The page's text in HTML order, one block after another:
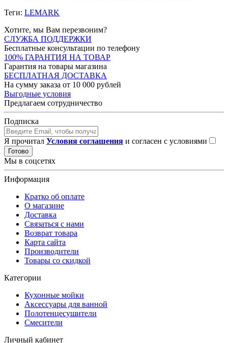
Теги: LEMARK
Хотите, мы Вам перезвоним?
СЛУЖБА ПОДДЕРЖКИ
Бесплатные консультации по телефону
100% ГАРАНТИЯ НА ТОВАР
Гарантия на товары магазина
БЕСПЛАТНАЯ ДОСТАВКА
На сумму заказа от 10 000 рублей
Выгодные условия
Предлагаем сотрудничество
Подписка
Я прочитал Условия соглашения и согласен с условиями
Готово
Мы в соцсетях
Информация
Кратко об оплате
О магазине
Доставка
Связаться с нами
Возврат товара
Карта сайта
Производители
Товары со скидкой
Категории
Кухонные мойки
Аксессуары для ванной
Полотенцесушители
Смесители
Личный кабинет